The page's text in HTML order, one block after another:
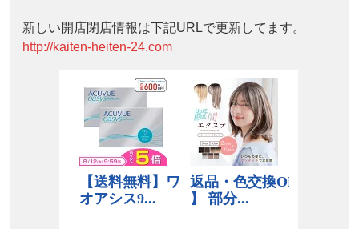
新しい開店閉店情報は下記URLで更新してます。
http://kaiten-heiten-24.com